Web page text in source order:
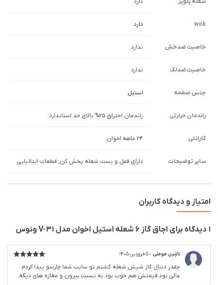
wok دارد
خاصیت ضدخش ندارد
خاصیت ضدلک ندارد
جنس صفحه استیل
راندمان حرارتی راندمان احتراق 25% بالای حد استاندارد
گارانتی ۲۴ ماهه اخوان
سایر توضیحات دارای قفل و بست شعله پخش کن, قطعات ایتالیایی
امتیاز و دیدگاه کاربران
1 دیدگاه برای اجاق گاز ۶ شعله استیل اخوان مدل V-31 ونوس
5
نازنین مومنی–5 فروردین 1405
چقدر دنبال گاز شیش شعله گشتم تو سایت شما چارسو پیدا کردم
عالی بود قیمتش هم خوب بود به نسبت بیرون و مغازه های دیگه.